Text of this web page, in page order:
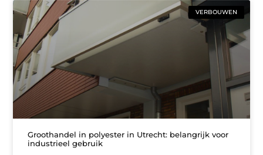
VERBOUWEN
Groothandel in polyester in Utrecht: belangrijk voor
industrieel gebruik